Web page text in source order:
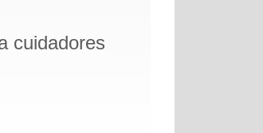
cuidadores